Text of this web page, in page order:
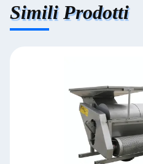
Simili Prodotti